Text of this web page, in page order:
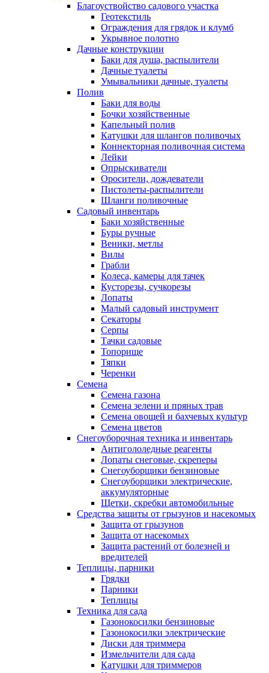
Благоуствойство садового участка
Геотекстиль
Ограждения для грядок и клумб
Укрывное полотно
Дачные конструкции
Баки для душа, распылители
Дачные туалеты
Умывальники дачные, туалеты
Полив
Баки для воды
Бочки хозяйственные
Капельный полив
Катушки для шлангов поливочых
Коннекторная поливочная система
Лейки
Опрыскиватели
Оросители, дождеватели
Пистолеты-распылители
Шланги поливочные
Садовый инвентарь
Баки хозяйственные
Буры ручные
Веники, метлы
Вилы
Грабли
Колеса, камеры для тачек
Кусторезы, сучкорезы
Лопаты
Малый садовый инструмент
Секаторы
Серпы
Тачки садовые
Топорище
Тяпки
Черенки
Семена
Семена газона
Семена зелени и пряных трав
Семена овощей и бахчевых культур
Семена цветов
Снегоуборочная техника и инвентарь
Антигололедные реагенты
Лопаты снеговые, скреперы
Снегоуборщики бензиновые
Снегоуборщики электрические,
аккумуляторные
Щетки, скребки автомобильные
Средства защиты от грызунов и насекомых
Защита от грызунов
Защита от насекомых
Защита растений от болезней и
вредителей
Теплицы, парники
Грядки
Парники
Теплицы
Техника для сада
Газонокосилки бензиновые
Газонокосилки электрические
Диски для триммера
Измельчители для сада
Катушки для триммеров